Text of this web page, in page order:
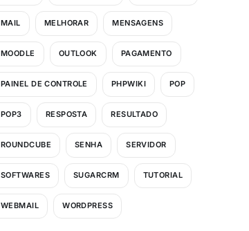
MAIL MELHORAR MENSAGENS
MOODLE OUTLOOK PAGAMENTO
PAINEL DE CONTROLE PHPWIKI POP
POP3 RESPOSTA RESULTADO
ROUNDCUBE SENHA SERVIDOR
SOFTWARES SUGARCRM TUTORIAL
WEBMAIL WORDPRESS